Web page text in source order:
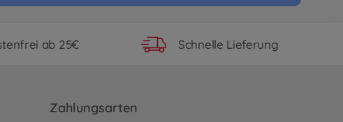
ab 25€ Schnelle Lieferung
Zahlungsarten